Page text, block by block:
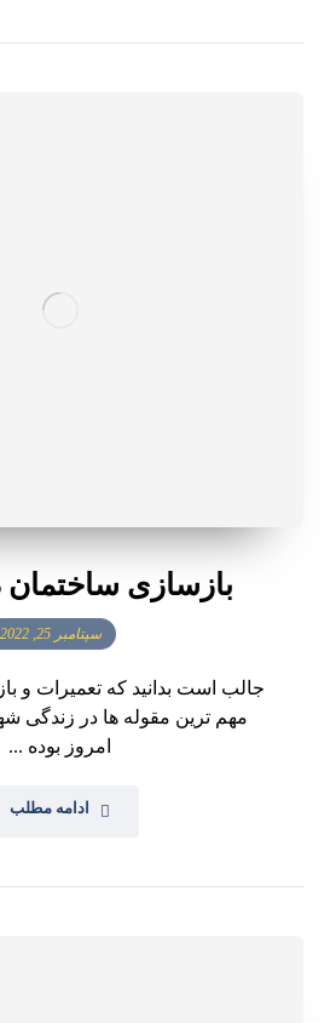
بازسازی ساختمان
سپتامبر 25, 2022
جالب است بدانید که تعمیرات و
مهم ترین مقوله ها در زندگی
امروز بوده ...
ادامه مطلب